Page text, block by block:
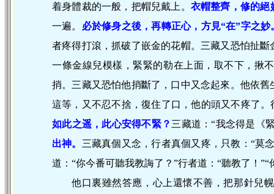
着身體裁的一般，把帽兒戴上。 衣帽整齊，修的絕
一遍。 必於修身之後，再轉正心，方見“在”字之妙
者疼得打滾，抓破了嵌金的花帽。三藏又恐怕扯
一條金線兒模樣，緊緊的勒在上面，取不下，揪
捎。三藏又恐怕他捎斷了，口中又念起來。他依
這等，又不忍不捨，復住了口，他的頭又不疼了
如此之遥，此心安得不緊？ 三藏道：“我念得是《
出神。 三藏真個又念，行者真個又疼，只教：“莫
道：“你今番可聽我教誨了？”行者道：“聽教了！
他口裏雖然答應，心上還懷不善，把那針兒